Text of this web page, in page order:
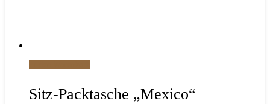
Sitz-Packtasche „Mexico“